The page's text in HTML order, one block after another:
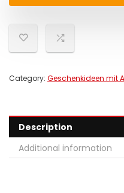
Category: Geschenkideen mit
Description
Additional information